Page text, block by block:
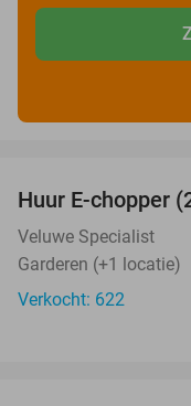
Huur E-chopper
Veluwe Specialist
Garderen (+1 locatie)
Verkocht: 622